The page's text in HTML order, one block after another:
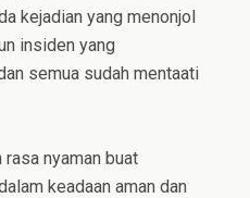
kejadian yang menonjol
insiden yang
semua sudah mentaati
rasa nyaman buat
keadaan aman dan